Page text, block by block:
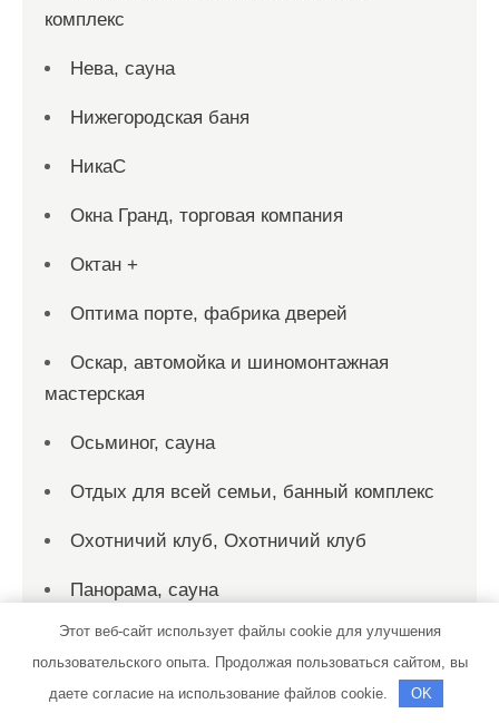
комплекс
Нева, сауна
Нижегородская баня
НикаС
Окна Гранд, торговая компания
Октан +
Оптима порте, фабрика дверей
Оскар, автомойка и шиномонтажная
мастерская
Осьминог, сауна
Отдых для всей семьи, банный комплекс
Охотничий клуб, Охотничий клуб
Панорама, сауна
Пахра, баня
Персона Стиль, спортивно-
Этот веб-сайт использует файлы cookie для улучшения
пользовательского опыта. Продолжая пользоваться сайтом, вы
даете согласие на использование файлов cookie.
OK